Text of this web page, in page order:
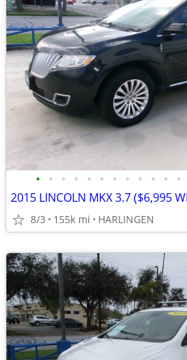
• • • • • • • • • • • •
8/3 155k mi HARLINGEN